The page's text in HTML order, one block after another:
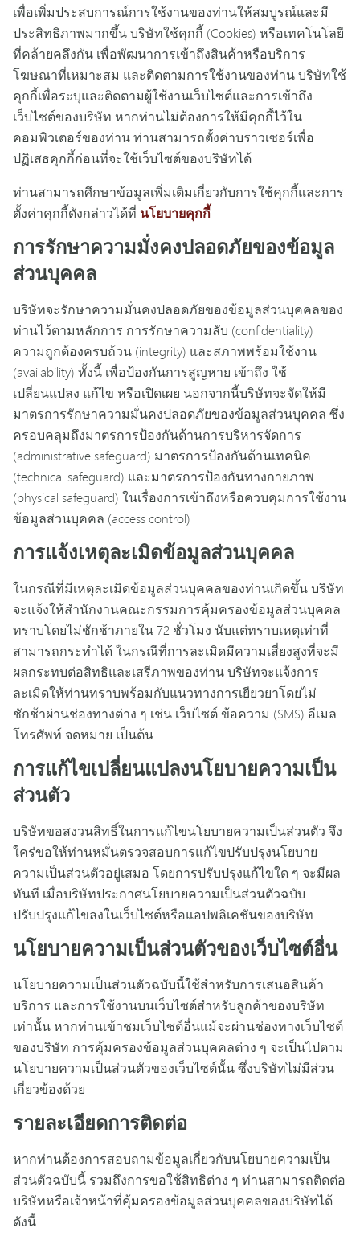
เพื่อเพิ่มประสบการณ์การใช้งานของท่านให้สมบูรณ์และมี
ประสิทธิภาพมากขึ้น บริษัทใช้คุกกี้ (Cookies) หรือเทคโนโลยี
ที่คล้ายคลึงกัน เพื่อพัฒนาการเข้าถึงสินค้าหรือบริการ
โฆษณาที่เหมาะสม และติดตามการใช้งานของท่าน บริษัทใช้
คุกกี้เพื่อระบุและติดตามผู้ใช้งานเว็บไซต์และการเข้าถึง
เว็บไซต์ของบริษัท หากท่านไม่ต้องการให้มีคุกกี้ไว้ใน
คอมพิวเตอร์ของท่าน ท่านสามารถตั้งค่าบราวเซอร์เพื่อ
ปฏิเสธคุกกี้ก่อนที่จะใช้เว็บไซต์ของบริษัทได้
ท่านสามารถศึกษาข้อมูลเพิ่มเติมเกี่ยวกับการใช้คุกกี้และการ
ตั้งค่าคุกกี้ดังกล่าวได้ที่ นโยบายคุกกี้
การรักษาความมั่งคงปลอดภัยของข้อมูล
ส่วนบุคคล
บริษัทจะรักษาความมั่นคงปลอดภัยของข้อมูลส่วนบุคคลของ
ท่านไว้ตามหลักการ การรักษาความลับ (confidentiality)
ความถูกต้องครบถ้วน (integrity) และสภาพพร้อมใช้งาน
(availability) ทั้งนี้ เพื่อป้องกันการสูญหาย เข้าถึง ใช้
เปลี่ยนแปลง แก้ไข หรือเปิดเผย นอกจากนี้บริษัทจะจัดให้มี
มาตรการรักษาความมั่นคงปลอดภัยของข้อมูลส่วนบุคคล ซึ่ง
ครอบคลุมถึงมาตรการป้องกันด้านการบริหารจัดการ
(administrative safeguard) มาตรการป้องกันด้านเทคนิค
(technical safeguard) และมาตรการป้องกันทางกายภาพ
(physical safeguard) ในเรื่องการเข้าถึงหรือควบคุมการใช้งาน
ข้อมูลส่วนบุคคล (access control)
การแจ้งเหตุละเมิดข้อมูลส่วนบุคคล
ในกรณีที่มีเหตุละเมิดข้อมูลส่วนบุคคลของท่านเกิดขึ้น บริษัท
จะแจ้งให้สำนักงานคณะกรรมการคุ้มครองข้อมูลส่วนบุคคล
ทราบโดยไม่ชักช้าภายใน 72 ชั่วโมง นับแต่ทราบเหตุเท่าที่
สามารถกระทำได้ ในกรณีที่การละเมิดมีความเสี่ยงสูงที่จะมี
ผลกระทบต่อสิทธิและเสรีภาพของท่าน บริษัทจะแจ้งการ
ละเมิดให้ท่านทราบพร้อมกับแนวทางการเยียวยาโดยไม่
ชักช้าผ่านช่องทางต่าง ๆ เช่น เว็บไซต์ ข้อความ (SMS) อีเมล
โทรศัพท์ จดหมาย เป็นต้น
การแก้ไขเปลี่ยนแปลงนโยบายความเป็น
ส่วนตัว
บริษัทขอสงวนสิทธิ์ในการแก้ไขนโยบายความเป็นส่วนตัว จึง
ใคร่ขอให้ท่านหมั่นตรวจสอบการแก้ไขปรับปรุงนโยบาย
ความเป็นส่วนตัวอยู่เสมอ โดยการปรับปรุงแก้ไขใด ๆ จะมีผล
ทันที เมื่อบริษัทประกาศนโยบายความเป็นส่วนตัวฉบับ
ปรับปรุงแก้ไขลงในเว็บไซต์หรือแอปพลิเคชันของบริษัท
นโยบายความเป็นส่วนตัวของเว็บไซต์อื่น
นโยบายความเป็นส่วนตัวฉบับนี้ใช้สำหรับการเสนอสินค้า
บริการ และการใช้งานบนเว็บไซต์สำหรับลูกค้าของบริษัท
เท่านั้น หากท่านเข้าชมเว็บไซต์อื่นแม้จะผ่านช่องทางเว็บไซต์
ของบริษัท การคุ้มครองข้อมูลส่วนบุคคลต่าง ๆ จะเป็นไปตาม
นโยบายความเป็นส่วนตัวของเว็บไซต์นั้น ซึ่งบริษัทไม่มีส่วน
เกี่ยวข้องด้วย
รายละเอียดการติดต่อ
หากท่านต้องการสอบถามข้อมูลเกี่ยวกับนโยบายความเป็น
ส่วนตัวฉบับนี้ รวมถึงการขอใช้สิทธิต่าง ๆ ท่านสามารถติดต่อ
บริษัทหรือเจ้าหน้าที่คุ้มครองข้อมูลส่วนบุคคลของบริษัทได้
ดังนี้